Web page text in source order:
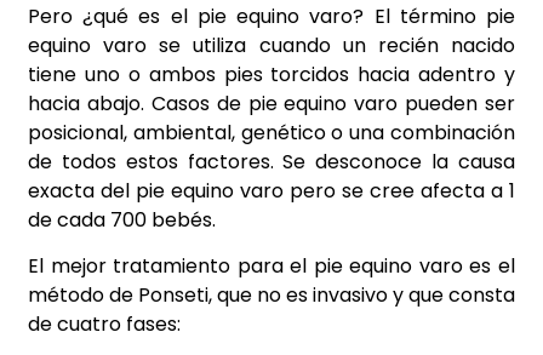
Pero ¿qué es el pie equino varo? El término pie
equino varo se utiliza cuando un recién nacido
tiene uno o ambos pies torcidos hacia adentro y
hacia abajo. Casos de pie equino varo pueden ser
posicional, ambiental, genético o una combinación
de todos estos factores. Se desconoce la causa
exacta del pie equino varo pero se cree afecta a 1
de cada 700 bebés.
El mejor tratamiento para el pie equino varo es el
método de Ponseti, que no es invasivo y que consta
de cuatro fases: